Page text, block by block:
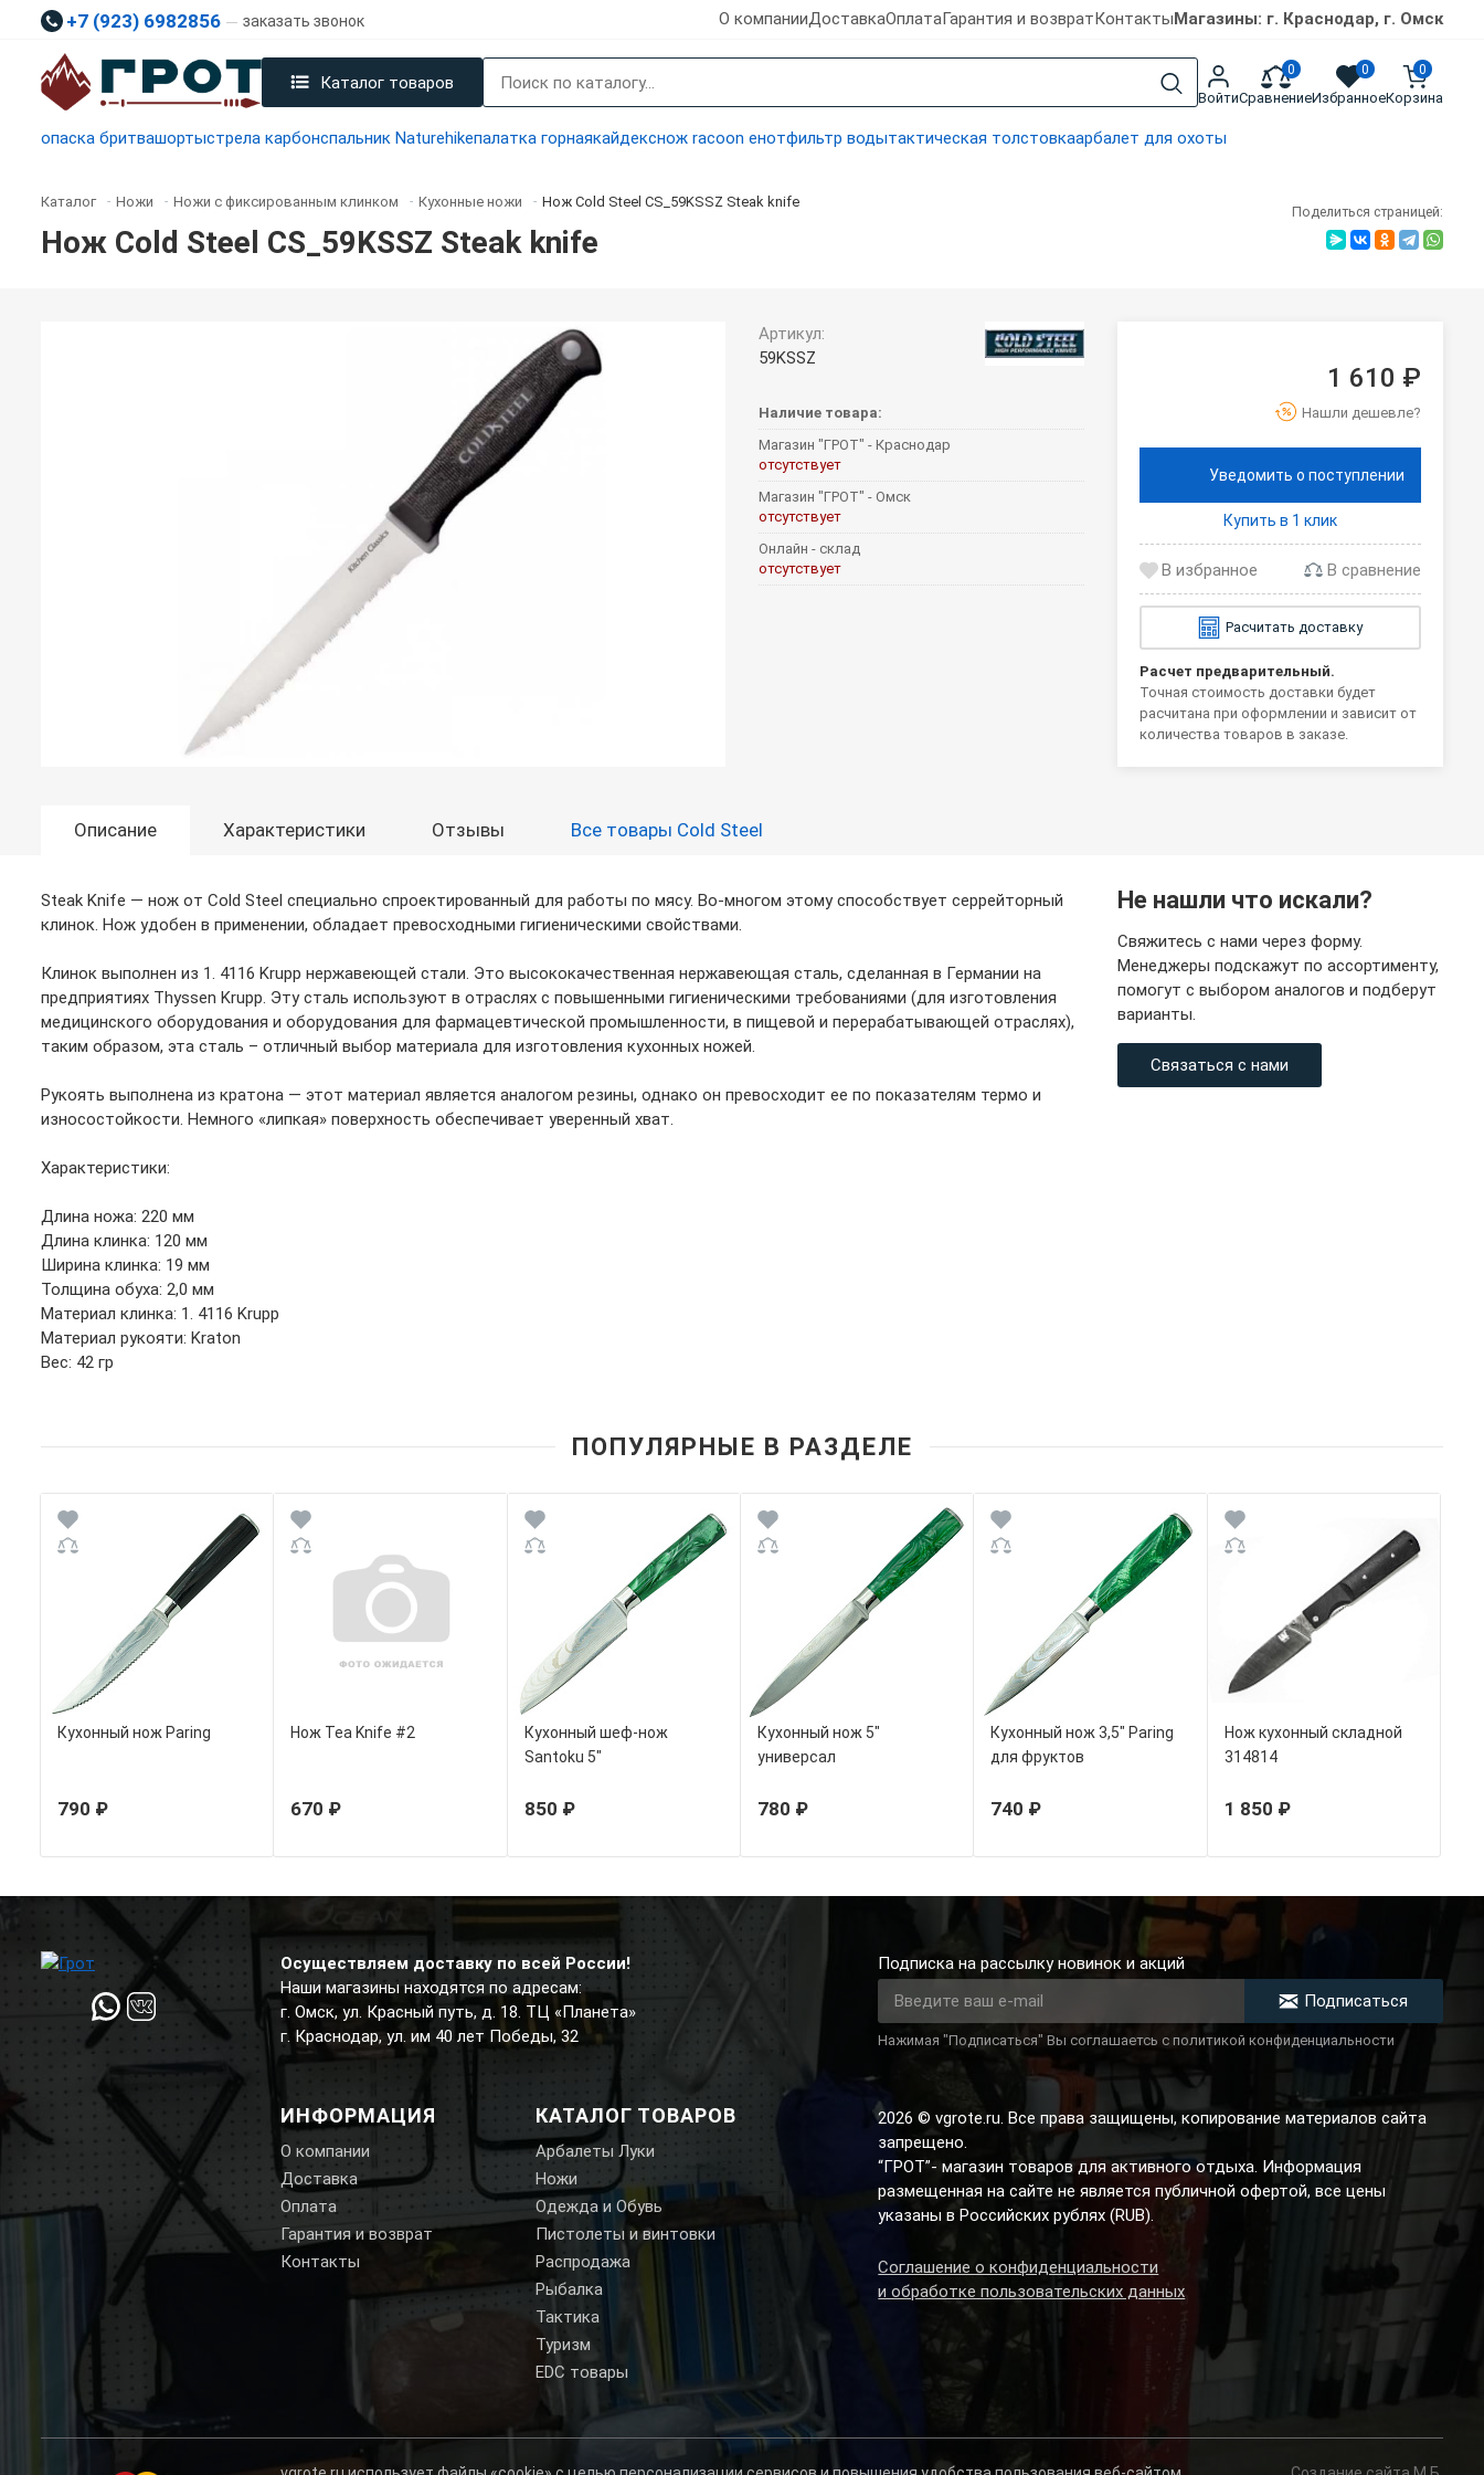
+7 (923) 6982856 заказать звонок О компанииДоставкаОплатаГарантия и возвратКонтактыМагазины: г. Краснодар, г. Омск
Каталог товаров
Войти
0
Сравнение
0
Избранное
0
Корзина
опаска бритвашортыстрела карбонспальник Naturehikeпалатка горнаякайдекснож racoon енотфильтр водытактическая толстовкаарбалет для охоты
Каталог - Ножи - Ножи с фиксированным клинком - Кухонные ножи - Нож Cold Steel CS_59KSSZ Steak knife
Нож Cold Steel CS_59KSSZ Steak knife
Поделиться страницей:
Артикул:
59KSSZ
Наличие товара:
Магазин "ГРОТ" - Краснодар
отсутствует
Магазин "ГРОТ" - Омск
отсутствует
Онлайн - склад
отсутствует
1 610 ₽
Нашли дешевле?
Уведомить о поступлении
Купить в 1 клик
В сравнение
Расчитать доставку
Расчет предварительный.
Точная стоимость доставки будет
расчитана при оформлении и зависит от
количества товаров в заказе.
Описание Характеристики Отзывы Все товары Cold Steel
Steak Knife — нож от Cold Steel специально спроектированный для работы по мясу. Во-многом этому способствует серрейторный
клинок. Нож удобен в применении, обладает превосходными гигиеническими свойствами.
Клинок выполнен из 1. 4116 Krupp нержавеющей стали. Это высококачественная нержавеющая сталь, сделанная в Германии на
предприятиях Thyssen Krupp. Эту сталь используют в отраслях с повышенными гигиеническими требованиями (для изготовления
медицинского оборудования и оборудования для фармацевтической промышленности, в пищевой и перерабатывающей отраслях),
таким образом, эта сталь – отличный выбор материала для изготовления кухонных ножей.
Рукоять выполнена из кратона — этот материал является аналогом резины, однако он превосходит ее по показателям термо и
износостойкости. Немного «липкая» поверхность обеспечивает уверенный хват.
Характеристики:
Длина ножа: 220 мм
Длина клинка: 120 мм
Ширина клинка: 19 мм
Толщина обуха: 2,0 мм
Материал клинка: 1. 4116 Krupp
Материал рукояти: Kraton
Вес: 42 гр
Не нашли что искали?
Свяжитесь с нами через форму.
Менеджеры подскажут по ассортименту,
помогут с выбором аналогов и подберут
варианты.
Связаться с нами
ПОПУЛЯРНЫЕ В РАЗДЕЛЕ
Кухонный нож Paring
790 ₽
Нож Tea Knife #2
670 ₽
Кухонный шеф-нож
Santoku 5"
850 ₽
Кухонный нож 5"
универсал
780 ₽
Кухонный нож 3,5" Paring
для фруктов
740 ₽
Нож кухонный складной
314814
1 850 ₽
Осуществляем доставку по всей России!
Наши магазины находятся по адресам:
г. Омск, ул. Красный путь, д. 18. ТЦ «Планета»
г. Краснодар, ул. им 40 лет Победы, 32
ИНФОРМАЦИЯ
О компании
Доставка
Оплата
Гарантия и возврат
Контакты
КАТАЛОГ ТОВАРОВ
Арбалеты Луки
Ножи
Одежда и Обувь
Пистолеты и винтовки
Распродажа
Рыбалка
Тактика
Туризм
EDC товары
Подписка на рассылку новинок и акций
Подписаться
Нажимая "Подписаться" Вы соглашаетсь с политикой конфиденциальности
2026 © vgrote.ru. Все права защищены, копирование материалов сайта
запрещено.
“ГРОТ”- магазин товаров для активного отдыха. Информация
размещенная на сайте не является публичной офертой, все цены
указаны в Российских рублях (RUB).
Соглашение о конфиденциальности
и обработке пользовательских данных